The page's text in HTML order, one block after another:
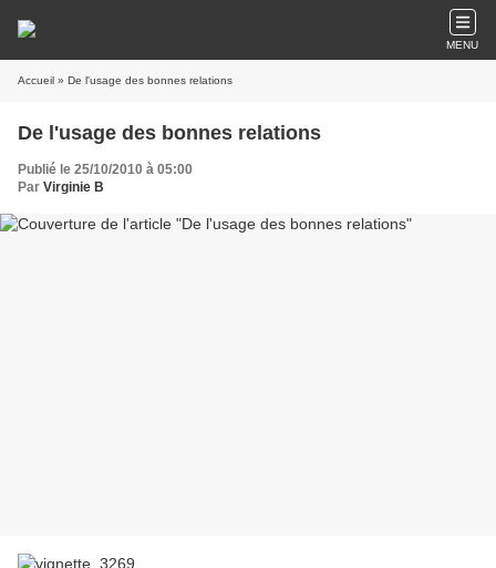
MENU
Accueil » De l'usage des bonnes relations
De l'usage des bonnes relations
Publié le 25/10/2010 à 05:00
Par Virginie B